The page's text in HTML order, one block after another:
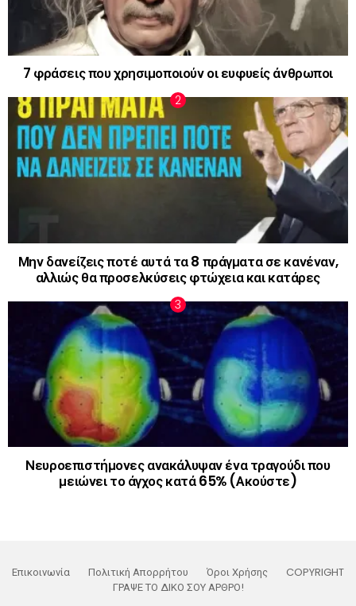
7 φράσεις που χρησιμοποιούν οι ευφυείς άνθρωποι
Μην δανείζεις ποτέ αυτά τα 8 πράγματα σε κανέναν,
αλλιώς θα προσελκύσεις φτώχεια και κατάρες
Νευροεπιστήμονες ανακάλυψαν ένα τραγούδι που
μειώνει το άγχος κατά 65% (Ακούστε)
Επικοινωνία Πολιτική Απορρήτου Όροι Χρήσης
COPYRIGHT
ΓΡΑΨΕ ΤΟ ΔΙΚΟ ΣΟΥ ΑΡΘΡΟ!